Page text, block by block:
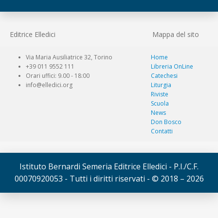
Editrice Elledici Mappa del sito
Via Maria Ausiliatrice 32, Torino
+39 011 9552 111
Orari uffici: 9.00 - 18:00
info@elledici.org
Home
Libreria OnLine
Catechesi
Liturgia
Riviste
Scuola
News
Don Bosco
Contatti
Istituto Bernardi Semeria Editrice Elledici - P.I./C.F.
00070920053 - Tutti i diritti riservati - © 2018 – 2026